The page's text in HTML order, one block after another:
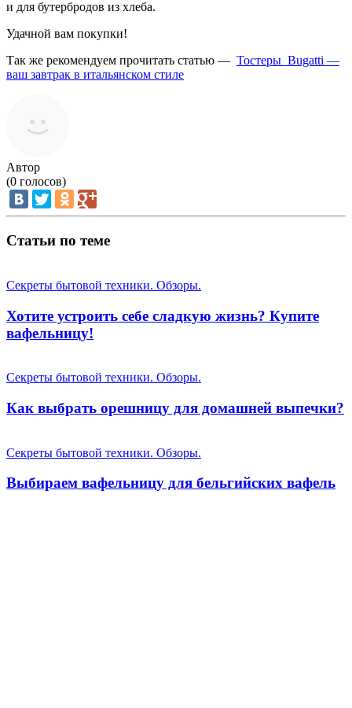
и для бутербродов из хлеба.
Удачной вам покупки!
Так же рекомендуем прочитать статью — Тостеры Bugatti —
ваш завтрак в итальянском стиле
Автор
(0 голосов)
Статьи по теме
Секреты бытовой техники. Обзоры.
Хотите устроить себе сладкую жизнь? Купите
вафельницу!
Секреты бытовой техники. Обзоры.
Как выбрать орешницу для домашней выпечки?
Секреты бытовой техники. Обзоры.
Выбираем вафельницу для бельгийских вафель